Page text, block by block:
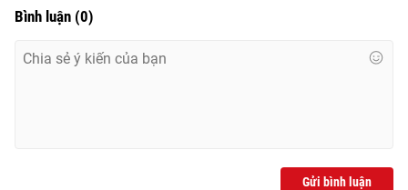
Bình luận (0)
Gửi bình luận